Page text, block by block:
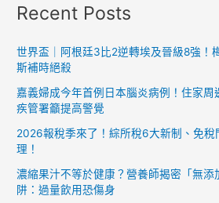
Recent Posts
世界盃｜阿根廷3比2逆轉埃及晉級8強！
斯補時絕殺
嘉義婦成今年首例日本腦炎病例！住家
疾管署籲提高警覺
2026報稅季來了！綜所稅6大新制、免稅
理！
濃縮果汁不等於健康？營養師揭密「無添
阱：過量飲用恐傷身